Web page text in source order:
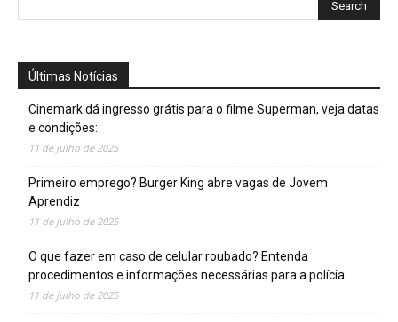
Últimas Notícias
Cinemark dá ingresso grátis para o filme Superman, veja datas
e condições:
11 de julho de 2025
Primeiro emprego? Burger King abre vagas de Jovem
Aprendiz
11 de julho de 2025
O que fazer em caso de celular roubado? Entenda
procedimentos e informações necessárias para a polícia
11 de julho de 2025